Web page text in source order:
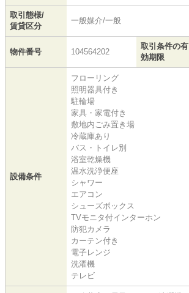
取引態様/
賃貸区分
一般媒介/一般
物件番号 104564202
取引条件の有
効期限
設備条件
フローリング
照明器具付き
駐輪場
家具・家電付き
敷地内ごみ置き場
冷蔵庫あり
バス・トイレ別
浴室乾燥機
温水洗浄便座
シャワー
エアコン
シューズボックス
TVモニタ付インターホン
防犯カメラ
カーテン付き
電子レンジ
洗濯機
テレビ